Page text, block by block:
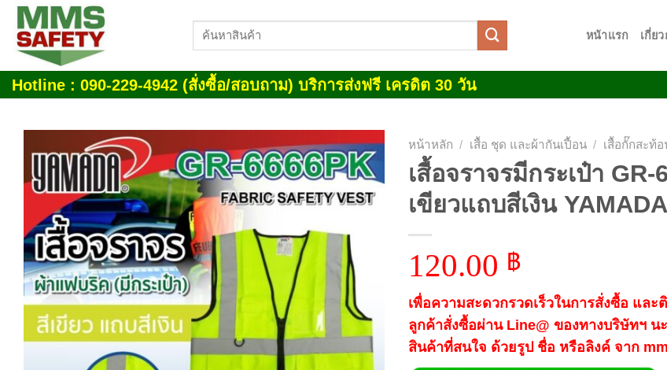
Skip
content
ค้นหา:
หน้าแรก เกี่ย
Hotline : 090-229-4942 (สั่งซื้อ/สอบถาม) บริการส่งฟรี เครดิต 30 วัน
Add to
wishlist
หน้าหลัก / เสื้อ ชุด และผ้ากันเปื้อน / เสื้อกั๊กสะท้
เสื้อจราจรมีกระเป๋า GR-
เขียวแถบสีเงิน YAMADA
120.00 ฿
เพื่อความสะดวกรวดเร็วในการสั่งซื้อ แล
ลูกค้าสั่งซื้อผ่าน Line@ ของทางบริษัทฯ น
สินค้าที่สนใจ ด้วยรูป ชื่อ หรือลิงค์ จาก